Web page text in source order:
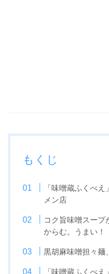
もくじ
「味噌蔵ふくべ
メン店
コク旨味噌スープ
からむ。うまい！
黒胡麻味噌担々麺
「味噌蔵ふくべえ